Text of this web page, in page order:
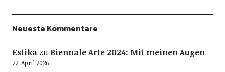
Neueste Kommentare
Estikazu Biennale Arte 2024: Mit meinen Augen
22. April 2026